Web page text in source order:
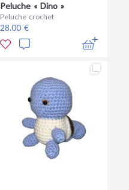
Peluche « Dino »
Peluche crochet
28.00 €